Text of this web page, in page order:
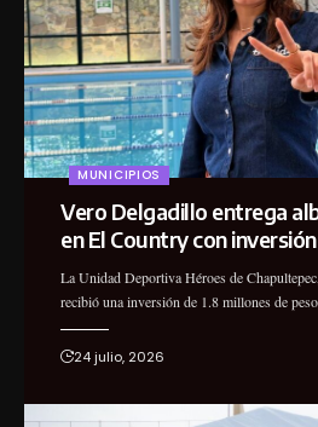
MUNICIPIOS
Vero Delgadillo entrega
en El Country con
La Unidad Deportiva Héroes de
recibió una inversión de 1.8 millones de
24 julio, 2026